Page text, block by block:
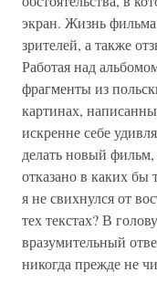
экран. Жизнь
зрителей, а также
Работая над
фрагменты из
картинах,
искренне себе
делать новый
отказано в каких
я не свихнулся от
тех текстах? В
вразумительный
никогда прежде не